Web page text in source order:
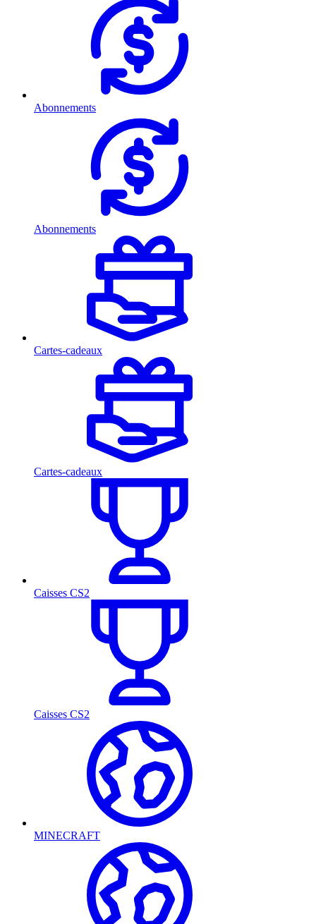
Abonnements
Abonnements
Cartes-cadeaux
Cartes-cadeaux
Caisses CS2
Caisses CS2
MINECRAFT